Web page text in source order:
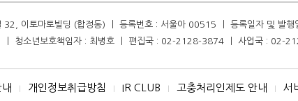
32, 이토마토빌딩 (합정동) ㅣ 등록번호 : 서울아 00515 ㅣ 등록일자 및 발
ㅣ 청소년보호책임자 : 최병호 ㅣ 편집국 : 02-2128-3874 ㅣ 사업국 : 02-
개인정보취급방침 IR CLUB 고충처리인제도 안내 서